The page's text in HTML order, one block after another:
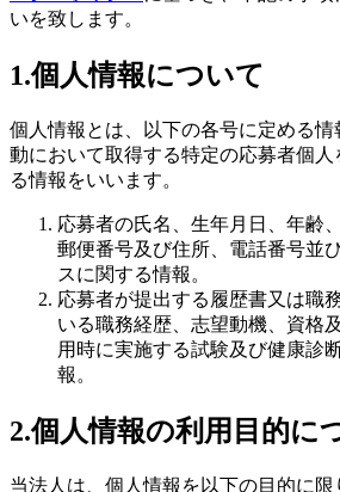
いを致します。
1.個人情報について
個人情報とは、以下の各号に定める
動において取得する特定の応募者個人
る情報をいいます。
応募者の氏名、生年月日、年齢
郵便番号及び住所、電話番号並
スに関する情報。
応募者が提出する履歴書又は職
いる職務経歴、志望動機、資格
用時に実施する試験及び健康診
報。
2.個人情報の利用目的に
当法人は、個人情報を以下の目的に限